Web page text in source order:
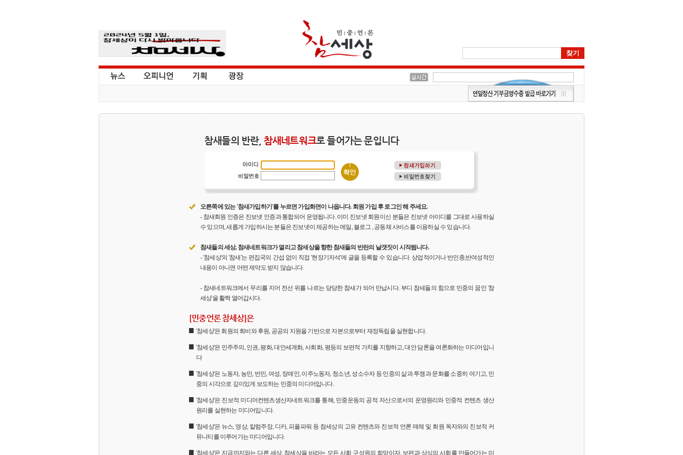
참새들의 반란, 참새네트워크로 들어가는 문입니다
오른쪽에 있는 '참새가입하기'를 누르면 가입화면이 나옵니다. 회원 가입 후 로그인 해 주세요.
- 참새회원 인증은 진보넷 인증과 통합되어 운영됩니다. 이미 진보넷 회원이신 분들은 진보넷 아이디를 그대로 사용하실
수 있으며, 새롭게 가입하시는 분들은 진보넷이 제공하는 메일, 블로그 , 공동체 사비스를 이용하실 수 있습니다.
참새들의 세상, 참새네트워크가 열리고 참세상을 향한 참새들의 반란의 날갯짓이 시작됩니다.
- '참세상'의 '참새'는 편집국의 간섭 없이 직접 '현장기자석'에 글을 등록할 수 있습니다. 상업적이거나 반인종,반여성적인
내용이 아니면 어떤 제약도 받지 않습니다.
- 참새네트워크에서 무리를 지어 전선 위를 나르는 당당한 참새가 되어 만납시다. 부디 참새들의 힘으로 민중의 꿈인 '참
세상'을 활짝 열어갑시다.
[민중언론 참세상]은
'참세상'은 회원의 회비와 후원, 공공의 지원을 기반으로 자본으로부터 재정독립을 실현합니다.
'참세상'은 민주주의, 인권, 평화, 대안세계화, 사회화, 평등의 보편적 가치를 지향하고, 대안 담론을 여론화하는 미디어입니
다
'참세상'은 노동자, 농민, 빈민, 여성, 장애인, 이주노동자, 청소년, 성소수자 등 민중의 삶과 투쟁과 문화를 소중히 여기고, 민
중의 시각으로 깊이있게 보도하는 민중의 미디어입니다.
'참세상'은 진보적 미디어컨텐츠생산자네트워크를 통해, 민중운동의 공적 자산으로서의 운영원리와 민중적 컨텐츠 생산
원리를 실현하는 미디어입니다.
'참세상'은 뉴스, 영상, 칼럼주장, 디카, 피플파워 등 참세상의 고유 컨텐츠와 진보적 언론 매체 및 회원 독자와의 진보적 커
뮤니티를 이루어가는 미디어입니다.
'참세상'은 지금까지와는 다른 세상, 참세상을 바라는 모든 사회 구성원의 희망이자, 보편과 상식의 사회를 만들어가는 미